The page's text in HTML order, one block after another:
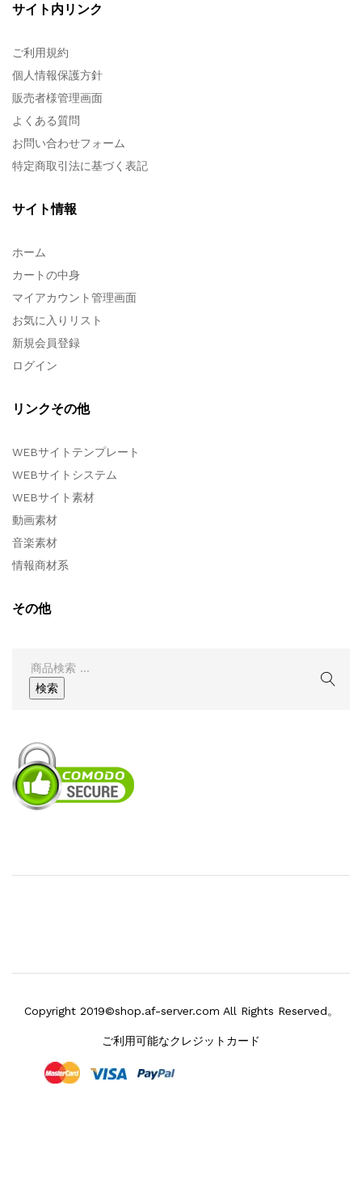
サイト内リンク
ご利用規約
個人情報保護方針
販売者様管理画面
よくある質問
お問い合わせフォーム
特定商取引法に基づく表記
サイト情報
ホーム
カートの中身
マイアカウント管理画面
お気に入りリスト
新規会員登録
ログイン
リンクその他
WEBサイトテンプレート
WEBサイトシステム
WEBサイト素材
動画素材
音楽素材
情報商材系
その他
検
索
結
検索
Copyright 2019©shop.af-server.com All Rights Reserved。
ご利用可能なクレジットカード